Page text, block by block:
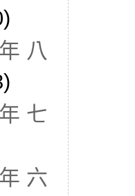
八
七
六